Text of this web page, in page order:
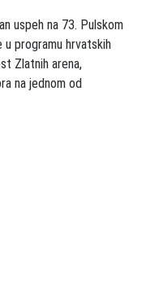
uspeh na 73. Pulskom
programu hrvatskih
Zlatnih arena,
na jednom od